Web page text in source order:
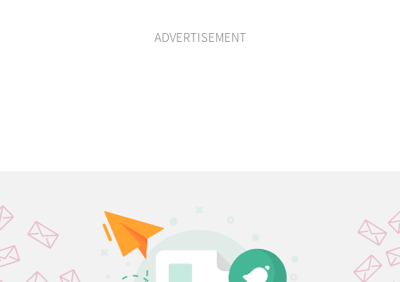
ADVERTISEMENT